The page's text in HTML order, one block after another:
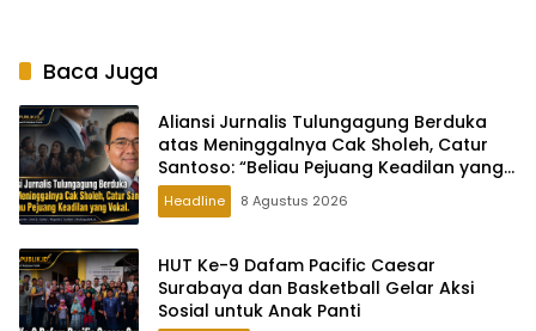
Baca Juga
Aliansi Jurnalis Tulungagung Berduka
atas Meninggalnya Cak Sholeh, Catur
Santoso: “Beliau Pejuang Keadilan yang
Vokal
Headline 8 Agustus 2026
HUT Ke-9 Dafam Pacific Caesar
Surabaya dan Basketball Gelar Aksi
Sosial untuk Anak Panti